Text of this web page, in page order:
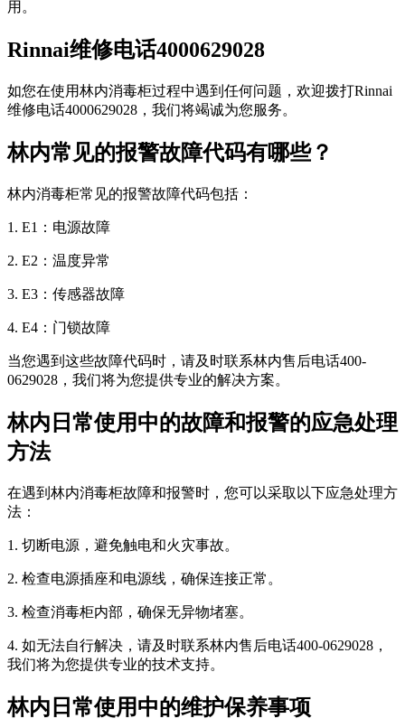
用。
Rinnai维修电话4000629028
如您在使用林内消毒柜过程中遇到任何问题，欢迎拨打Rinnai
维修电话4000629028，我们将竭诚为您服务。
林内常见的报警故障代码有哪些？
林内消毒柜常见的报警故障代码包括：
1. E1：电源故障
2. E2：温度异常
3. E3：传感器故障
4. E4：门锁故障
当您遇到这些故障代码时，请及时联系林内售后电话400-
0629028，我们将为您提供专业的解决方案。
林内日常使用中的故障和报警的应急处理
方法
在遇到林内消毒柜故障和报警时，您可以采取以下应急处理方
法：
1. 切断电源，避免触电和火灾事故。
2. 检查电源插座和电源线，确保连接正常。
3. 检查消毒柜内部，确保无异物堵塞。
4. 如无法自行解决，请及时联系林内售后电话400-0629028，
我们将为您提供专业的技术支持。
林内日常使用中的维护保养事项